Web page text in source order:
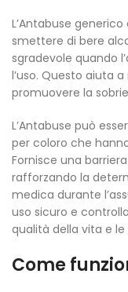
L’Antabuse
smettere di bere
sgradevole quando
l’uso. Questo aiuta
promuovere la
L’Antabuse può
per coloro che
Fornisce una
rafforzando la
medica durante
uso sicuro e
qualità della vita e le
Come